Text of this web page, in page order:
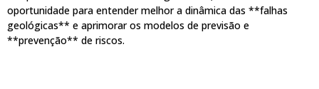
oportunidade para entender melhor a dinâmica das **falhas
geológicas** e aprimorar os modelos de previsão e
**prevenção** de riscos.